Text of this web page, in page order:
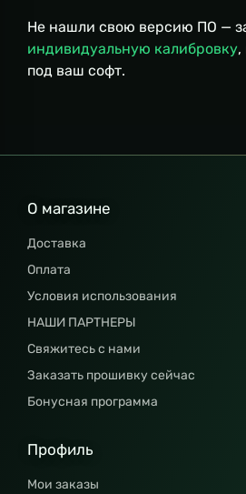
Не нашли свою версию ПО —
индивидуальную калибровку,
под ваш софт.
О магазине
Доставка
Оплата
Условия использования
НАШИ ПАРТНЕРЫ
Свяжитесь с нами
Заказать прошивку сейчас
Бонусная программа
Профиль
Мои заказы